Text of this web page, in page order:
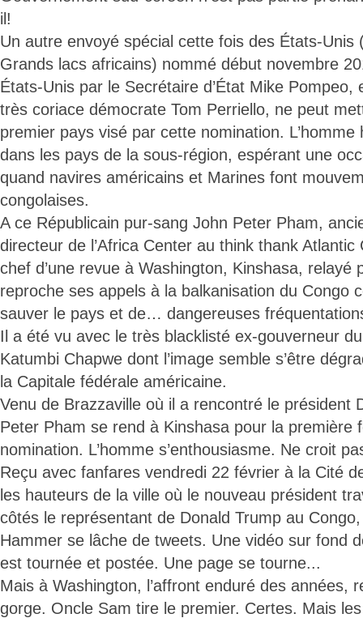
il!
Un autre envoyé spécial cette fois des États-Unis
Grands lacs africains) nommé début novembre
États-Unis par le Secrétaire d’État Mike Pompeo,
très coriace démocrate Tom Perriello, ne peut
premier pays visé par cette nomination.
dans les pays de la sous-région, espérant une
quand navires américains et Marines font
congolaises.
A ce Républicain pur-sang John Peter Pham,
directeur de l’Africa Center au think thank
chef d’une revue à Washington, Kinshasa, relayé
reproche ses appels à la balkanisation du Congo
sauver le pays et de… dangereuses
Il a été vu avec le très blacklisté ex-gouverneur
Katumbi Chapwe dont l’image semble s’être
la Capitale fédérale américaine.
Venu de Brazzaville où il a rencontré le président
Peter Pham se rend à Kinshasa pour la première
nomination. L’homme s’enthousiasme. Ne croit
Reçu avec fanfares vendredi 22 février à la Cité
les hauteurs de la ville où le nouveau président
côtés le représentant de Donald Trump au
Hammer se lâche de tweets. Une vidéo sur fond
est tournée et postée. Une page se tourne...
Mais à Washington, l’affront enduré des années,
gorge. Oncle Sam tire le premier. Certes. Mais